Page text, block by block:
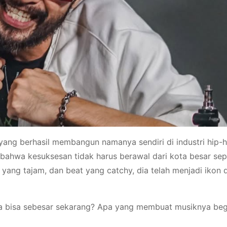
berhasil membangun namanya sendiri di industri hip-
kesuksesan tidak harus berawal dari kota besar
tajam, dan beat yang catchy, dia telah menjadi ikon
sebesar sekarang? Apa yang membuat musiknya